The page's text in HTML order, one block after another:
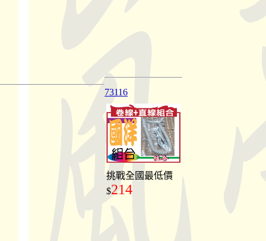
73116
挑戰全國最低價
$214